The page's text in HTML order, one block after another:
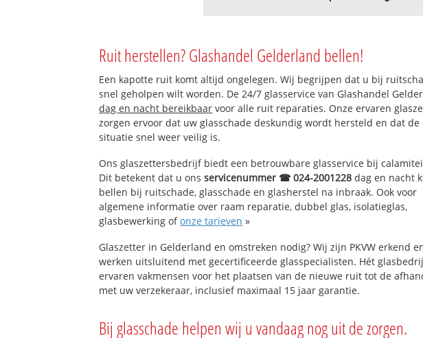
Bedrijventerrein Lieskes Wengs
Ruit herstellen? Glashandel Gelderland bellen!
Een kapotte ruit komt altijd ongelegen. Wij begrijpen dat u bij
snel geholpen wilt worden. De 24/7 glasservice van Glashandel
dag en nacht bereikbaar voor alle ruit reparaties. Onze ervaren
zorgen ervoor dat uw glasschade deskundig wordt hersteld en dat de
situatie snel weer veilig is.
Ons glaszettersbedrijf biedt een betrouwbare glasservice bij
Dit betekent dat u onsservicenummer ☎ 024-2001228 dag en nacht
bellen bij ruitschade, glasschade en glasherstel na inbraak. Ook voor
algemene informatie over raam reparatie, dubbel glas, isolatieglas,
glasbewerking ofonze tarieven »
Glaszetter in Gelderland en omstreken nodig? Wij zijn PKVW erkend
werken uitsluitend met gecertificeerde glasspecialisten. Hét
ervaren vakmensen voor het plaatsen van de nieuwe ruit tot de
met uw verzekeraar, inclusief maximaal 15 jaar garantie.
Bij glasschade helpen wij u vandaag nog uit de zorgen.